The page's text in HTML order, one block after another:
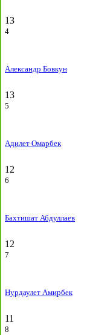
13
4
Александр Бовкун
13
5
Адилет Омарбек
12
6
Бахтишат Абдуллаев
12
7
Нурдаулет Амирбек
11
8